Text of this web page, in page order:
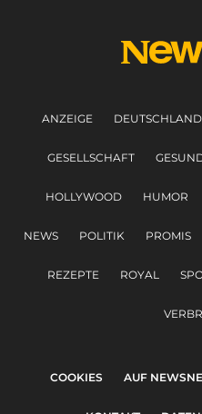
ANZEIGE DEUTSCHLAND
GESELLSCHAFT
HOLLYWOOD HUMOR
NEWS POLITIK PROMIS
REZEPTE ROYAL
COOKIES AUF